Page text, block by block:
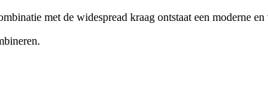
met de widespread kraag ontstaat een moderne